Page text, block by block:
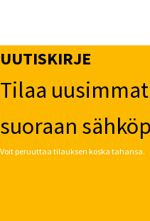
UUTISKIRJE
Tilaa
suoraan
Voit peruuttaa tilauksen koska tahansa.